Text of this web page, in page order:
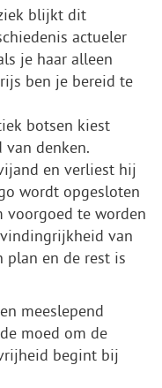
blijkt dit
actueler
je haar alleen
ben je bereid te
botsen kiest
denken.
en verliest hij
wordt opgesloten
te worden
van
plan en de rest is
meeslepend
moed om de
begint bij